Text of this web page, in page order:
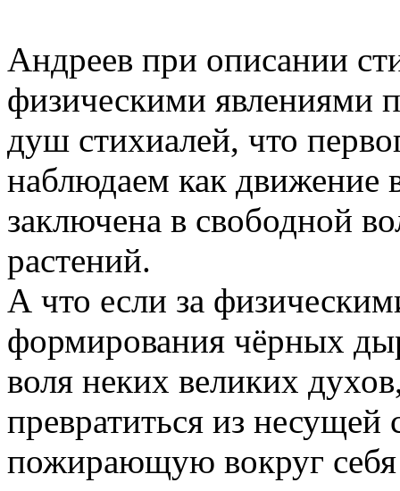
Андреев при описании
физическими явлениями
душ стихиалей, что
наблюдаем как
заключена в свободной
растений.
А что если за
формирования чёрных
воля неких великих
превратиться из несущей
пожирающую вокруг